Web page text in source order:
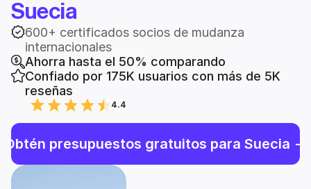
Suecia
600+ certificados socios de mudanza
internacionales
Ahorra hasta el 50% comparando
Confiado por 175K usuarios con más de 5K
reseñas
4.4
Obtén presupuestos gratuitos para Suecia ->